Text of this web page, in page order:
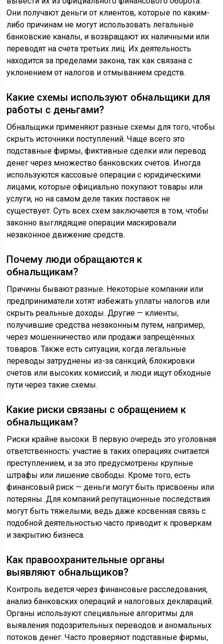
Они получают деньги от клиентов, которые по каким-
либо причинам не могут использовать легальные
банковские каналы, и возвращают их наличными или
переводят на счета третьих лиц. Их деятельность
находится за пределами закона, так как связана с
уклонением от налогов и отмыванием средств.
Какие схемы используют обнальщики для
работы с деньгами?
Обнальщики применяют разные схемы для того, чтобы
скрыть источники поступлений. Чаще всего это
подставные фирмы, фиктивные сделки или перевод
денег через множество банковских счетов. Иногда
используются кассовые операции с юридическими
лицами, которые официально покупают товары или
услуги, но на самом деле таких поставок не
существует. Суть всех схем заключается в том, чтобы
законно выглядящие операции маскировали
незаконное движение средств.
Почему люди обращаются к
обнальщикам?
Причины бывают разные. Некоторые компании или
предприниматели хотят избежать уплаты налогов или
скрыть реальные доходы. Другие — клиенты,
получившие средства незаконным путем, например,
через мошенничество или продажи запрещённых
товаров. Также есть ситуации, когда легальные
переводы затруднены из-за санкций, блокировки
счетов или высоких комиссий, и люди ищут обходные
пути через такие схемы.
Какие риски связаны с обращением к
обнальщикам?
Риски крайне высоки. В первую очередь это уголовная
ответственность: участие в таких операциях считается
преступлением, и за это предусмотрены крупные
штрафы или лишение свободы. Кроме того, есть
финансовый риск — деньги могут быть присвоены или
потеряны. Для компаний репутационные последствия
могут быть тяжелыми, ведь даже косвенная связь с
подобной деятельностью часто приводит к проверкам
и закрытию бизнеса.
Как правоохранительные органы
выявляют обнальщиков?
Контроль ведется через финансовые расследования,
анализ банковских операций и налоговых деклараций.
Органы используют специальные алгоритмы для
выявления подозрительных переводов и аномальных
потоков денег. Часто проверяют подставные фирмы,